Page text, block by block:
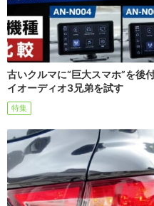
古いクルマに“巨大スマホ”を後
イオーディオ3兄弟を試す
特集